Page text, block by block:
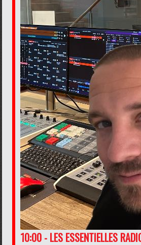
10:00 - LES ESSENTIELLES